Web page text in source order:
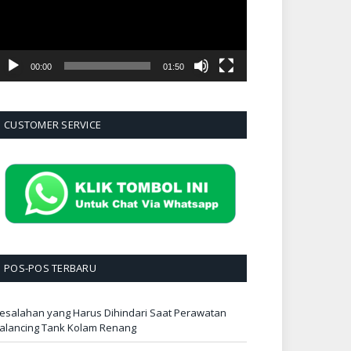
00:00 01:50
CUSTOMER SERVICE
POS-POS TERBARU
yang Harus Dihindari Saat Perawatan
Tank Kolam Renang